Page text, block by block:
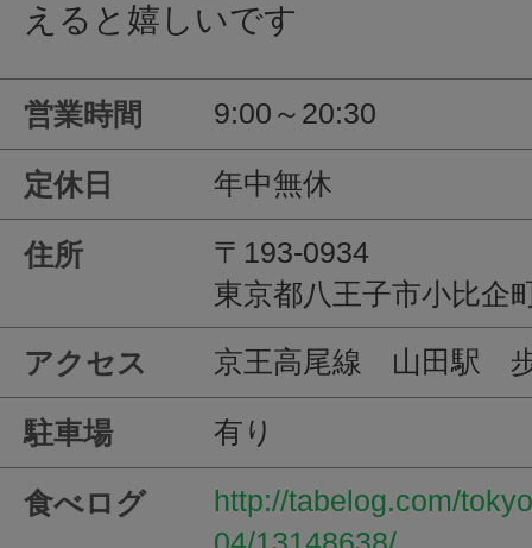
えると嬉しいです
営業時間 9:00～20:30
定休日 年中無休
住所
〒193-0934
東京都八王子市小比企
アクセス 京王高尾線 山田駅
駐車場 有り
食べログ
http://tabelog.com/